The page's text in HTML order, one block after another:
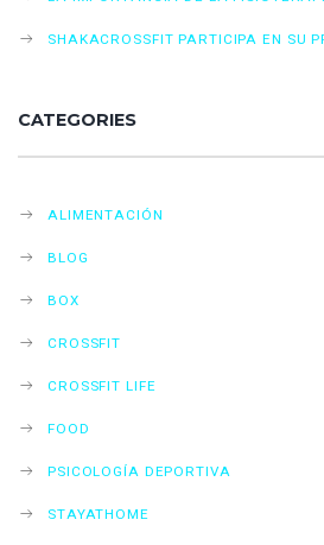
SHAKACROSSFIT PARTICIPA EN SU
CATEGORIES
ALIMENTACIÓN
BLOG
BOX
CROSSFIT
CROSSFIT LIFE
FOOD
PSICOLOGÍA DEPORTIVA
STAYATHOME